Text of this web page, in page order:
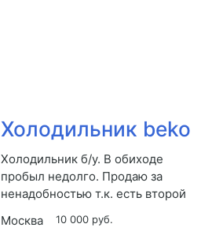
Холодильник beko
Холодильник б/у. В обиходе
пробыл недолго. Продаю за
ненадобностью т.к. есть второй
Москва
10 000 руб.